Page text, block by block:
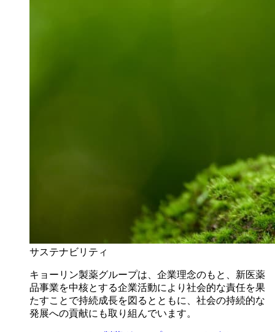
サステナビリティ
キョーリン製薬グループは、企業理念のもと、新医薬
品事業を中核とする企業活動により社会的な責任を果
たすことで持続成長を図るとともに、社会の持続的な
発展への貢献にも取り組んでいます。